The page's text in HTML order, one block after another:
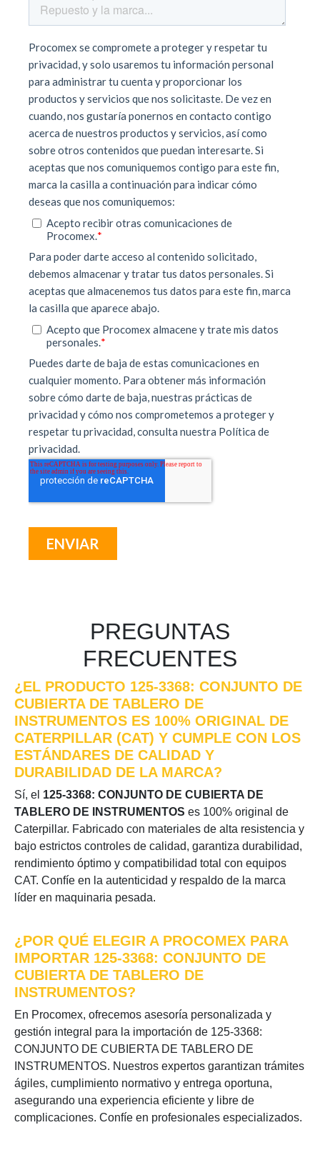
PREGUNTAS
FRECUENTES
¿EL PRODUCTO 125-3368: CONJUNTO DE
CUBIERTA DE TABLERO DE
INSTRUMENTOS ES 100% ORIGINAL DE
CATERPILLAR (CAT) Y CUMPLE CON LOS
ESTÁNDARES DE CALIDAD Y
DURABILIDAD DE LA MARCA?
Sí, el 125-3368: CONJUNTO DE CUBIERTA DE
TABLERO DE INSTRUMENTOS es 100% original de
Caterpillar. Fabricado con materiales de alta resistencia y
bajo estrictos controles de calidad, garantiza durabilidad,
rendimiento óptimo y compatibilidad total con equipos
CAT. Confíe en la autenticidad y respaldo de la marca
líder en maquinaria pesada.
¿POR QUÉ ELEGIR A PROCOMEX PARA
IMPORTAR 125-3368: CONJUNTO DE
CUBIERTA DE TABLERO DE
INSTRUMENTOS?
En Procomex, ofrecemos asesoría personalizada y
gestión integral para la importación de 125-3368:
CONJUNTO DE CUBIERTA DE TABLERO DE
INSTRUMENTOS. Nuestros expertos garantizan trámites
ágiles, cumplimiento normativo y entrega oportuna,
asegurando una experiencia eficiente y libre de
complicaciones. Confíe en profesionales especializados.